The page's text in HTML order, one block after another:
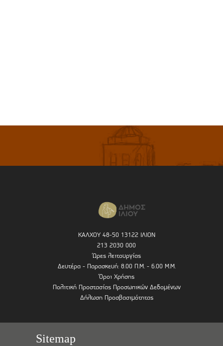
ΚΑΛΧΟΥ 48-50 13122 ΙΛΙΟΝ
213 2030 000
Ώρες λειτουργίας
Δευτέρα - Παρασκευή: 8.00 Π.Μ. - 6.00 Μ.Μ.
Όροι Χρήσης
Πολιτική Προστασίας Προσωπικών Δεδομένων
Δήλωση Προσβασιμότητας
Sitemap